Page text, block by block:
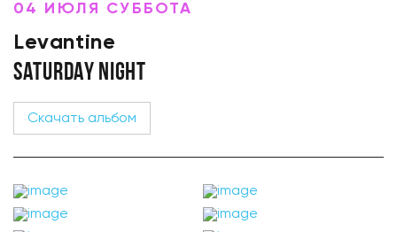
04 ИЮЛЯ СУББОТА
Levantine
SATURDAY NIGHT
Скачать альбом